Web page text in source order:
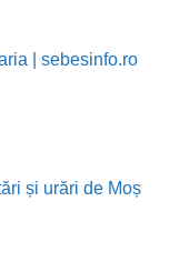
| sebesinfo.ro
și urări de Moș